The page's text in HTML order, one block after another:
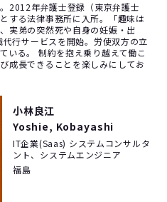
2012年弁護士登録（東京弁護士
する法律事務所に入所。「趣味は
実弟の突然死や自身の妊娠・出
行サービスを開始。労使双方の立
いる。 制約を抱え乗り越えて働こ
成長できることを楽しみにしてお
小林良江
Yoshie, Kobayashi
IT企業(Saas) システムコンサルタ
ント、システムエンジニア
福島